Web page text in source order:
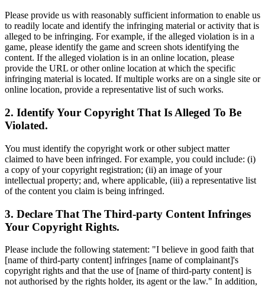
Please provide us with reasonably sufficient information to enable us
to readily locate and identify the infringing material or activity that is
alleged to be infringing. For example, if the alleged violation is in a
game, please identify the game and screen shots identifying the
content. If the alleged violation is in an online location, please
provide the URL or other online location at which the specific
infringing material is located. If multiple works are on a single site or
online location, provide a representative list of such works.
2. Identify Your Copyright That Is Alleged To Be
Violated.
You must identify the copyright work or other subject matter
claimed to have been infringed. For example, you could include: (i)
a copy of your copyright registration; (ii) an image of your
intellectual property; and, where applicable, (iii) a representative list
of the content you claim is being infringed.
3. Declare That The Third-party Content Infringes
Your Copyright Rights.
Please include the following statement: "I believe in good faith that
[name of third-party content] infringes [name of complainant]'s
copyright rights and that the use of [name of third-party content] is
not authorised by the rights holder, its agent or the law." In addition,